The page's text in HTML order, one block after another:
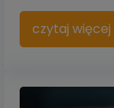
czytaj więcej